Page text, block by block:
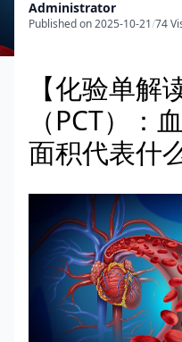
Administrator
Published on 2025-10-21/74
【化验单解
（PCT）：
面积代表什